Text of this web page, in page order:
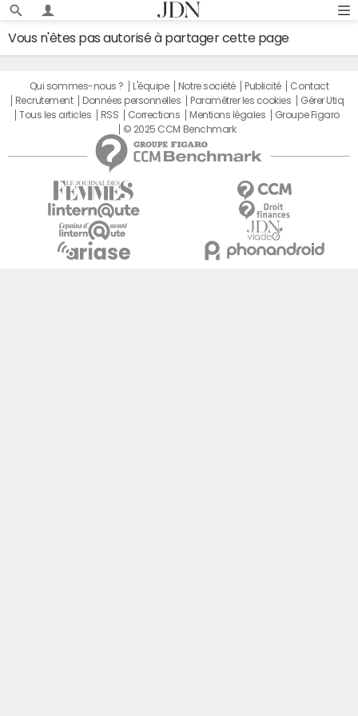
Vous n'êtes pas autorisé à partager cette page
Qui sommes-nous ? L'équipe Notre société Publicité
Contact
Recrutement
Données personnelles Paramétrer les cookies
Gérer Utiq
Tous les articles
RSS Corrections Mentions légales
Groupe Figaro
© 2025 CCM Benchmark